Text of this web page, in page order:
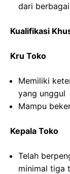
dari
Kualifikasi
Kru Toko
Memiliki
yang unggul
Mampu
Kepala Toko
Telah
minimal tiga